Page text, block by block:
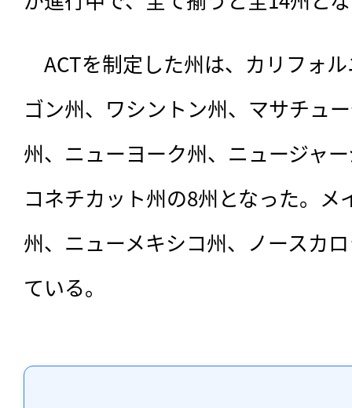
ACTを制定した州は、カリフォ
ゴン州、ワシントン州、マサチュ
州、ニューヨーク州、ニュージャ
コネチカット州の8州となった。メ
州、ニューメキシコ州、ノースカ
ている。